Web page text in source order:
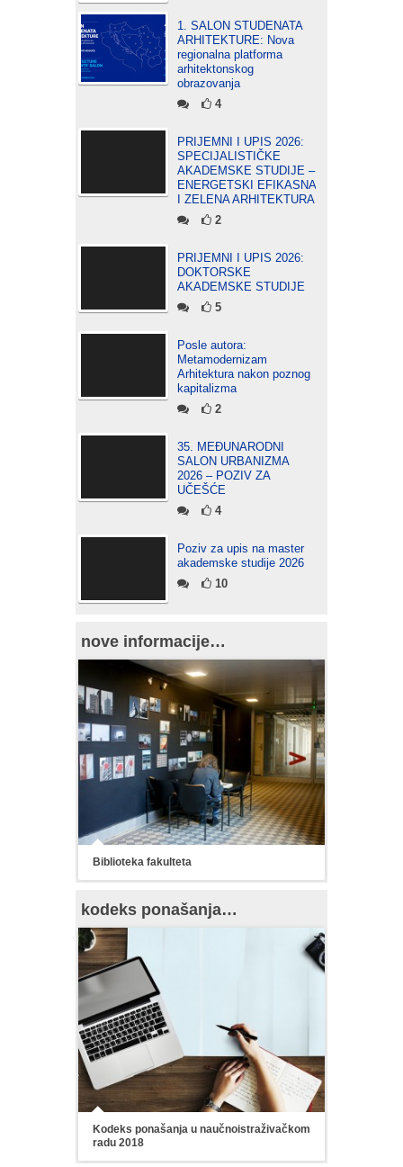
1. SALON STUDENATA
ARHITEKTURE: Nova
regionalna platforma
arhitektonskog
obrazovanja
4
PRIJEMNI I UPIS 2026:
SPECIJALISTIČKE
AKADEMSKE STUDIJE –
ENERGETSKI EFIKASNA
I ZELENA ARHITEKTURA
2
PRIJEMNI I UPIS 2026:
DOKTORSKE
AKADEMSKE STUDIJE
5
Posle autora:
Metamodernizam
Arhitektura nakon poznog
kapitalizma
2
35. MEĐUNARODNI
SALON URBANIZMA
2026 – POZIV ZA
UČEŠĆE
4
Poziv za upis na master
akademske studije 2026
10
nove informacije…
Biblioteka fakulteta
kodeks ponašanja…
Kodeks ponašanja u naučnoistraživačkom
radu 2018